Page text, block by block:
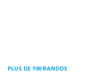
PLUS DE 100 RANDOS